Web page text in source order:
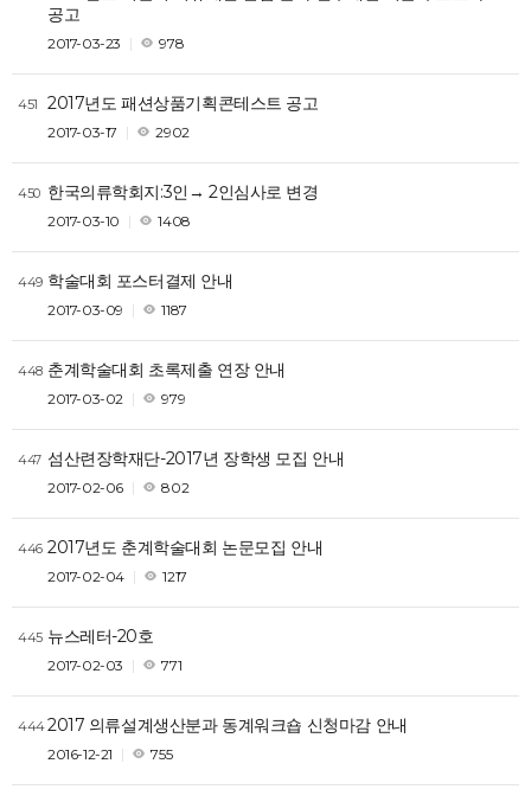
공고
2017-03-23 978
451 2017년도 패션상품기획콘테스트 공고
2017-03-17 2902
450 한국의류학회지:3인→ 2인심사로 변경
2017-03-10 1408
449 학술대회 포스터결제 안내
2017-03-09 1187
448 춘계학술대회 초록제출 연장 안내
2017-03-02 979
447 섬산련장학재단-2017년 장학생 모집 안내
2017-02-06 802
446 2017년도 춘계학술대회 논문모집 안내
2017-02-04 1217
445 뉴스레터-20호
2017-02-03 771
4442017 의류설계생산분과 동계워크숍 신청마감 안내
2016-12-21 755